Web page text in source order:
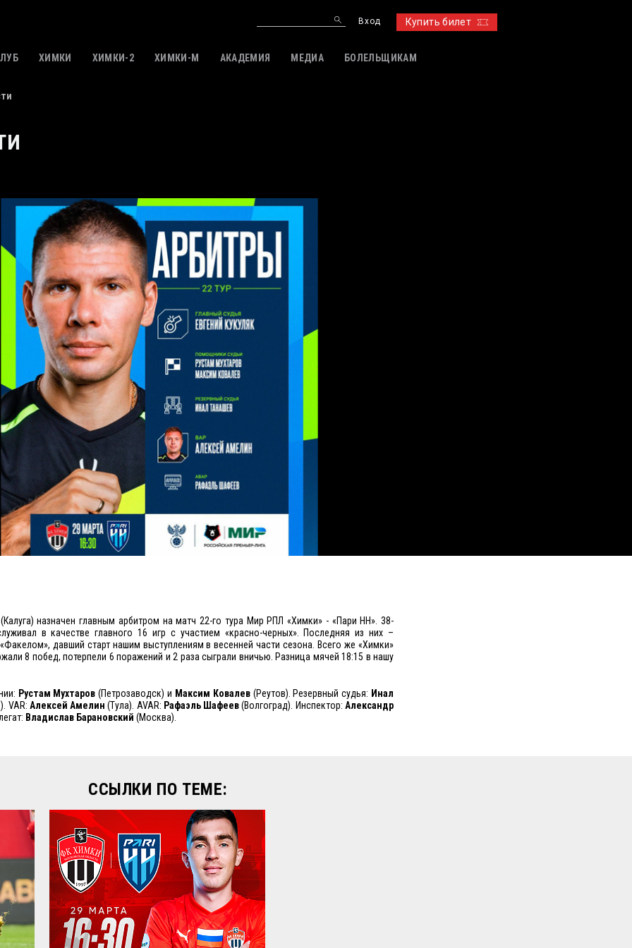
Купить билет
Вход
ХИМКИ ХИМКИ-2 ХИМКИ-M АКАДЕМИЯ МЕДИА БОЛЕЛЬЩИКАМ
назначен главным арбитром на матч 22-го тура Мир РПЛ «Химки» - «Пари НН». 38-
в качестве главного 16 игр с участием «красно-черных». Последняя из них –
давший старт нашим выступлениям в весенней части сезона. Всего же «Химки»
8 побед, потерпели 6 поражений и 2 раза сыграли вничью. Разница мячей 18:15 в нашу
Рустам Мухтаров (Петрозаводск) и Максим Ковалев(Реутов). Резервный судья: Инал
VAR: Алексей Амелин (Тула). AVAR: Рафаэль Шафеев(Волгоград). Инспектор:Александр
Владислав Барановский (Москва).
ССЫЛКИ ПО ТЕМЕ: